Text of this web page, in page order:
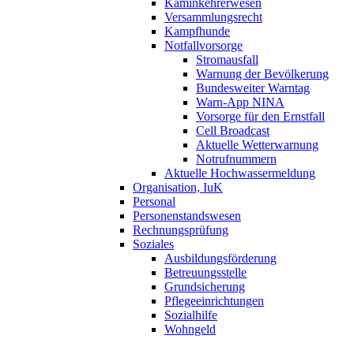
Kaminkehrerwesen
Versammlungsrecht
Kampfhunde
Notfallvorsorge
Stromausfall
Warnung der Bevölkerung
Bundesweiter Warntag
Warn-App NINA
Vorsorge für den Ernstfall
Cell Broadcast
Aktuelle Wetterwarnung
Notrufnummern
Aktuelle Hochwassermeldung
Organisation, IuK
Personal
Personenstandswesen
Rechnungsprüfung
Soziales
Ausbildungsförderung
Betreuungsstelle
Grundsicherung
Pflegeeinrichtungen
Sozialhilfe
Wohngeld